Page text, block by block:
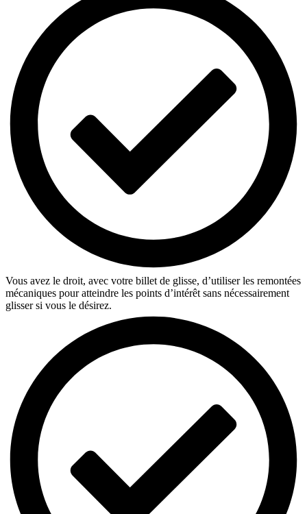
Vous avez le droit, avec votre billet de glisse, d’utiliser les remontées
mécaniques pour atteindre les points d’intérêt sans nécessairement
glisser si vous le désirez.